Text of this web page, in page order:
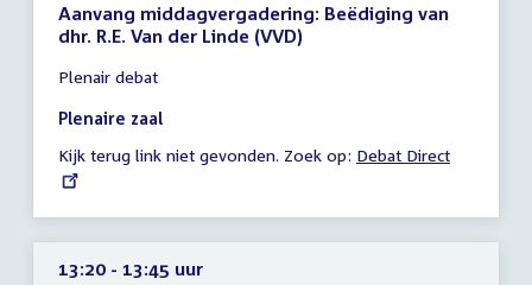
Aanvang middagvergadering: Beëdiging van
dhr. R.E. Van der Linde (VVD)
vergadering
13:15
13:20
uur
Plenair debat
Plenaire zaal
Kijk terug link niet gevonden. Zoek op: External
Debat Direct
13:20 - 13:45 uur